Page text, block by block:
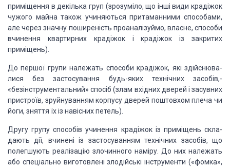
приміщення в декілька груп (зрозуміло, що інші види крадіжок
чужого майна також учиняються притаманними способами,
але через значну поши­реність проаналізуймо, власне, способи
вчинення квартирних крадіжок і крадіжок із закритих
приміщень).
До першої групи належать способи крадіжок, які здійснюва­
лися без застосування будь-яких технічних засобів,-
«безінструментальний» спосіб (злам вхідних дверей і засувних
при­строїв, зруйнуванням корпусу дверей поштовхом плеча чи
йоги, зняття їх із навісних петель).
Другу групу способів учинення крадіжок із приміщень скла­
дають дії, вчинені із застосуванням технічних засобів, що
полег­шують реалізацію злочинного наміру. До них належать
або спе­ціально виготовлені злодійські інструменти («фомка»,